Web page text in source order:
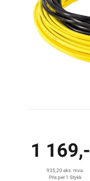
1 169,-
935,20 eks. mva.
Pris per 1 Stykk